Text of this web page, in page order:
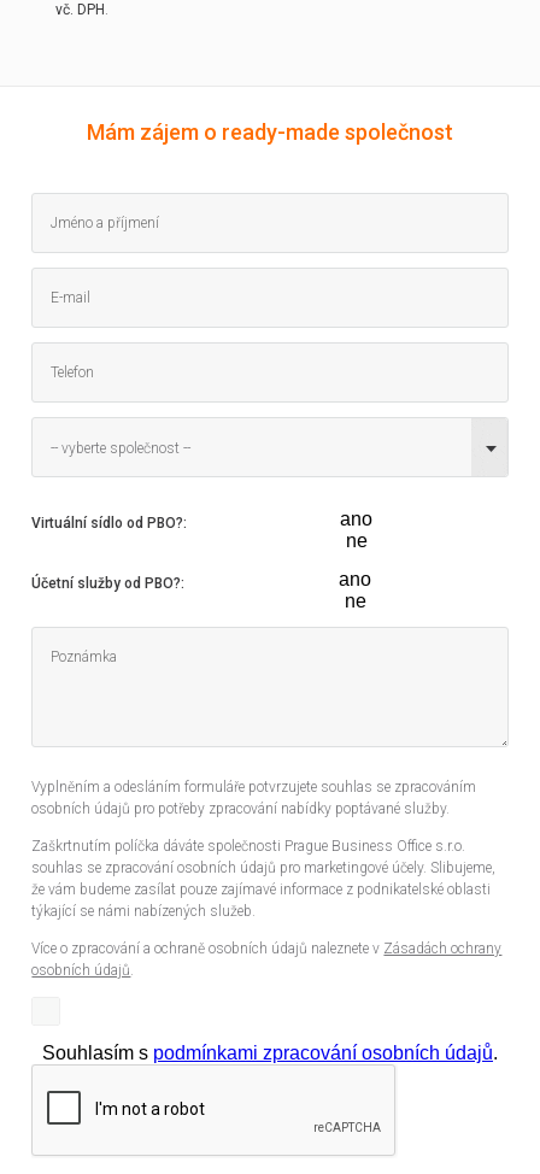
vč. DPH .
Mám zájem o ready-made společnost
-- vyberte společnost --
Virtuální sídlo od PBO?:
ano
ne
Účetní služby od PBO?:
ano
ne
Vyplněním a odesláním formuláře potvrzujete souhlas se zpracováním
osobních údajů pro potřeby zpracování nabídky poptávané služby.
Zaškrtnutím políčka dáváte společnosti Prague Business Office s.r.o.
souhlas se zpracování osobních údajů pro marketingové účely. Slibujeme,
že vám budeme zasílat pouze zajímavé informace z podnikatelské oblasti
týkající se námi nabízených služeb.
Více o zpracování a ochraně osobních údajů naleznete v Zásadách ochrany
osobních údajů.
Souhlasím s podmínkami zpracování osobních údajů.